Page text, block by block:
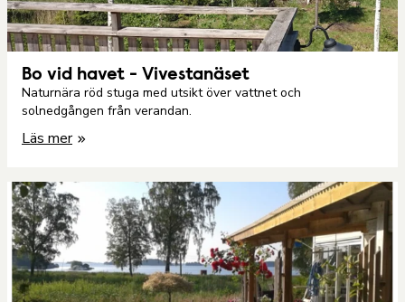
Bo vid havet - Vivestanäset
Naturnära röd stuga med utsikt över vattnet och
solnedgången från verandan.
Läs mer